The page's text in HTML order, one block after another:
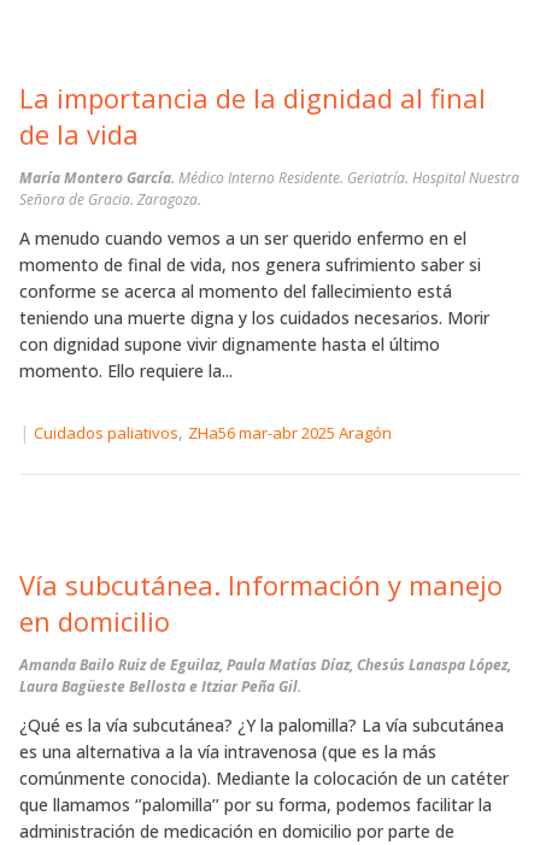
La importancia de la dignidad al final
de la vida
María Montero García. Médico Interno Residente. Geriatría. Hospital Nuestra
Señora de Gracia. Zaragoza.
A menudo cuando vemos a un ser querido enfermo en el
momento de final de vida, nos genera sufrimiento saber si
conforme se acerca al momento del fallecimiento está
teniendo una muerte digna y los cuidados necesarios. Morir
con dignidad supone vivir dignamente hasta el último
momento. Ello requiere la...
| Cuidados paliativos, ZHa56 mar-abr 2025 Aragón
Vía subcutánea. Información y manejo
en domicilio
Amanda Bailo Ruiz de Eguilaz, Paula Matías Díaz, Chesús Lanaspa López,
Laura Bagüeste Bellosta e Itziar Peña Gil.
¿Qué es la vía subcutánea? ¿Y la palomilla? La vía subcutánea
es una alternativa a la vía intravenosa (que es la más
comúnmente conocida). Mediante la colocación de un catéter
que llamamos ‘’palomilla’’ por su forma, podemos facilitar la
administración de medicación en domicilio por parte de